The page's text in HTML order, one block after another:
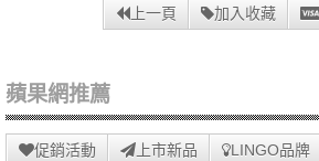
上一頁 加入收藏
蘋果網推薦
促銷活動 上市新品 LINGO品牌